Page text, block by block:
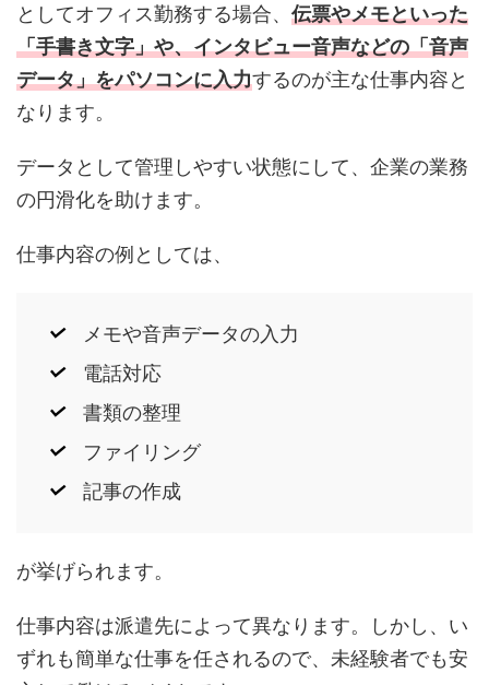
としてオフィス勤務する場合、 伝票やメモといった
「手書き文字」や、インタビュー音声などの「音声
データ」をパソコンに入力するのが主な仕事内容と
なります。
データとして管理しやすい状態にして、企業の業務
の円滑化を助けます。
仕事内容の例としては、
メモや音声データの入力
電話対応
書類の整理
ファイリング
記事の作成
が挙げられます。
仕事内容は派遣先によって異なります。しかし、い
ずれも簡単な仕事を任されるので、未経験者でも安